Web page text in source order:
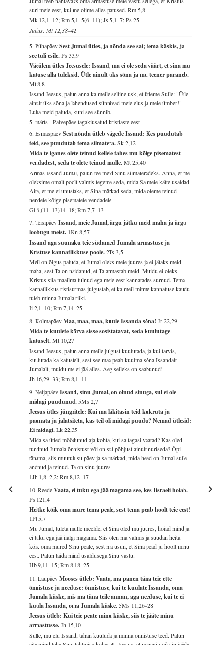
suri meie eest, kui me olime alles patused.Rm 5,8
Mk 12,1–12; Rm 5,1–5(6–11); Js 5,1–7; Ps 25
Jutlus: Mt 12,38–42
5. PühapäevSest Jumal ütles, ja nõnda see sai; tema käskis, ja
see tuli esile.Ps 33,9
Väeülem ütles Jeesusele: Issand, ma ei ole seda väärt, et sina mu
katuse alla tuleksid. Ütle ainult üks sõna ja mu teener paraneb.
Mt 8,8
Issand Jeesus, palun anna ka meile selline usk, et ütleme Sulle: "Ütle
ainult üks sõna ja lahendused sünnivad meie elus ja meie ümber!"
Luba meid paluda, kuni see sünnib.
5. märts - Palvepäev tagakiusatud kristlaste eest
6. EsmaspäevSest nõnda ütleb vägede Issand: Kes puudutab
teid, see puudutab tema silmatera.Sk 2,12
Mida te iganes olete teinud kellele tahes mu kõige pisematest
vendadest, seda te olete teinud mulle.Mt 25,40
Armas Issand Jumal, palun tee meid Sinu silmateradeks. Anna, et me
oleksime omalt poolt valmis tegema seda, mida Sa meie kätte usaldad.
Aita, et me ei unustaks, et Sina märkad seda, mida oleme teinud
nendele kõige pisematele vendadele.
Gl 6,(11–13)14–18; Rm 7,7–13
7. TeisipäevIssand, meie Jumal, ärgu jätku meid maha ja ärgu
loobugu meist. 1Kn 8,57
Issand aga suunaku teie südamed Jumala armastuse ja
Kristuse kannatlikkuse poole.2Ts 3,5
Meil on õigus paluda, et Jumal oleks meie juures ja ei jätaks meid
maha, sest Ta on näidanud, et Ta armastab meid. Muidu ei oleks
Kristus siia maailma tulnud ega meie eest kannatades surnud. Tema
kannatlikkus ristisurmas julgustab, et ka meil mitme kannatuse kaudu
tuleb minna Jumala riiki.
Ii 2,1–10; Rm 7,14–25
8. KolmapäevMaa, maa, maa, kuule Issanda sõna!Jr 22,29
Mida te kuulete kõrva sisse sosistatavat, seda kuulutage
katuselt.Mt 10,27
Issand Jeesus, palun anna meile julgust kuulutada, ja kui tarvis,
kuulutada ka katustelt, sest see maa peab kuulma sõna Issandalt
Jumalalt, muidu me ei jää alles. Aeg selleks on saabunud!
Jh 16,29–33; Rm 8,1–11
9. NeljapäevIssand, sinu Jumal, on olnud sinuga, sul ei ole
midagi puudunud.5Ms 2,7
Jeesus ütles jüngritele: Kui ma läkitasin teid kukruta ja
paunata ja jalatsiteta, kas teil oli midagi puudu? Nemad ütlesid:
Ei midagi.Lk 22,35
Mida sa ütled möödunud aja kohta, kui sa tagasi vaatad? Kas oled
tundnud Jumala õnnistust või on sul põhjust ainult nuriseda? Õpi
tänama, siis muutub su päev ja sa märkad, mida head on Jumal sulle
andnud ja teinud. Ta on sinu juures.
1Jh 1,8–2,2; Rm 8,12–17
10. ReedeVaata, ei tuku ega jää magama see, kes Iisraeli hoiab.
Ps 121,4
Heitke kõik oma mure tema peale, sest tema peab hoolt teie eest!
1Pt 5,7
Mu Jumal, tuleta mulle meelde, et Sina oled mu juures, hoiad mind ja
ei tuku ega jää iialgi magama. Siis olen ma valmis ja suudan heita
kõik oma mured Sinu peale, sest ma usun, et Sina pead ju hoolt minu
eest. Palun täida mind usaldusega Sinu vastu.
Hb 9,11–15; Rm 8,18–25
11. LaupäevMooses ütleb: Vaata, ma panen täna teie ette
õnnistuse ja needuse: õnnistuse, kui te kuulate Issanda, oma
Jumala käske, mis ma täna teile annan, aga needuse, kui te ei
kuula Issanda, oma Jumala käske.5Ms 11,26–28
Jeesus ütleb: Kui teie peate minu käske, siis te jääte minu
armastusse.Jh 15,10
Sulle, mu elu Issand, tahan kuuluda ja minna õnnistuse teed. Palun